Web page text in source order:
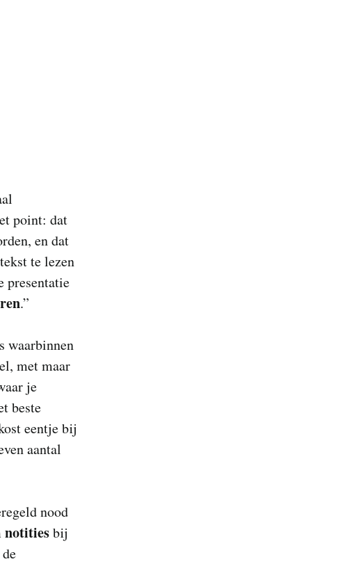
point: dat
en dat
te lezen
presentatie
.”
waarbinnen
met maar
je
beste
eentje bij
aantal
nood
notitiesbij